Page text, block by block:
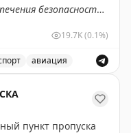
безопасности
19.7K(0.1%)
авиация
пункт пропуска